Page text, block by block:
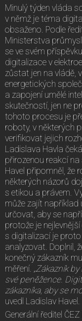
Minulý týden vláda
v němž je téma
obsaženo. Podle
Ministerstva
se ve svém
digitalizace v
zůstat jen na vládě,
energetických
a zapojení umělé
skutečností, jen ne
tohoto procesu je
roboty, v některých
verifikovat jejich
Ladislava Havla
přirozenou reakcí
Havel připomněl, že
některých názorů
s etikou a právem.
může zajít
určovat, aby se
protože je
s digitalizací je
analyzovat. Doplnil,
konečný zákazník
měření. „Zákazník
své peněžence.
zákazníka, aby se
uvedl Ladislav Havel.
Generální ředitel